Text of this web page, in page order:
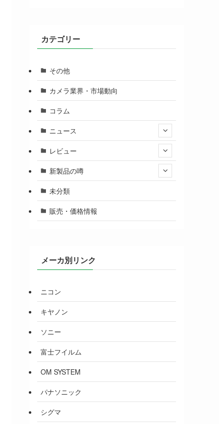
カテゴリー
その他
カメラ業界・市場動向
コラム
ニュース
レビュー
新製品の噂
未分類
販売・価格情報
メーカ別リンク
ニコン
キヤノン
ソニー
富士フイルム
OM SYSTEM
パナソニック
シグマ